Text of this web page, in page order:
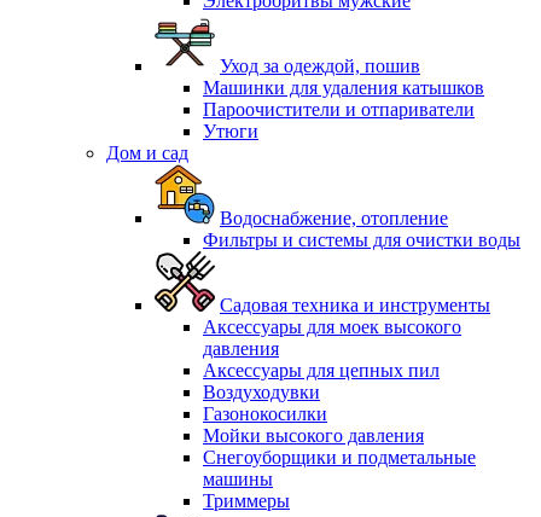
Уход за одеждой, пошив
Машинки для удаления катышков
Пароочистители и отпариватели
Утюги
Дом и сад
Водоснабжение, отопление
Фильтры и системы для очистки воды
Садовая техника и инструменты
Аксессуары для моек высокого
давления
Аксессуары для цепных пил
Воздуходувки
Газонокосилки
Мойки высокого давления
Снегоуборщики и подметальные
машины
Триммеры